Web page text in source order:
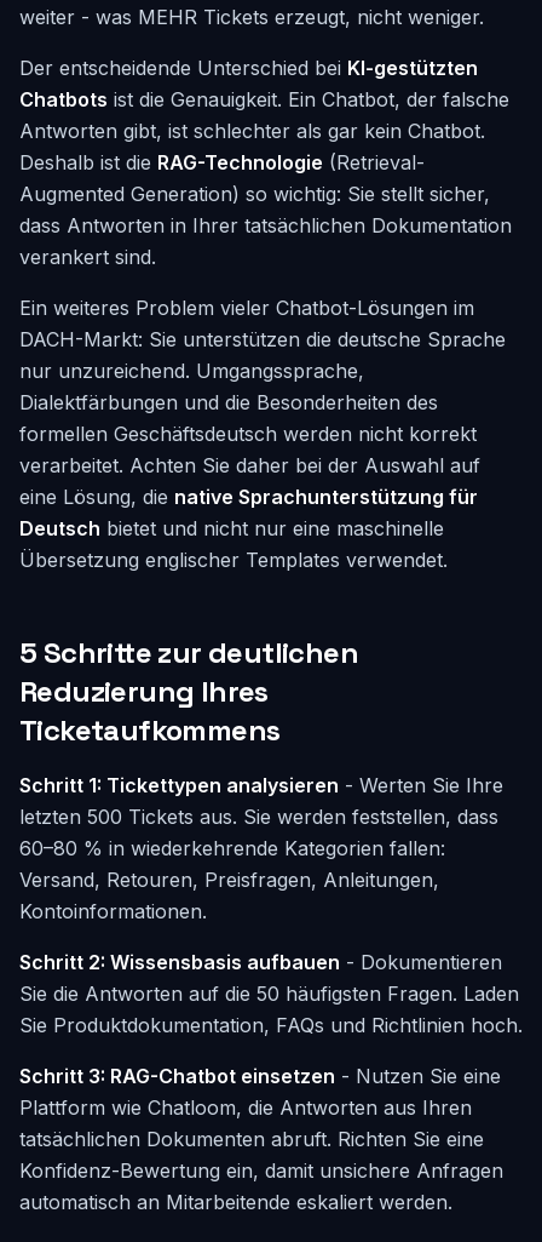
weiter - was MEHR Tickets erzeugt, nicht weniger.
Der entscheidende Unterschied bei KI-gestützten
Chatbots ist die Genauigkeit. Ein Chatbot, der falsche
Antworten gibt, ist schlechter als gar kein Chatbot.
Deshalb ist die RAG-Technologie (Retrieval-
Augmented Generation) so wichtig: Sie stellt sicher,
dass Antworten in Ihrer tatsächlichen Dokumentation
verankert sind.
Ein weiteres Problem vieler Chatbot-Lösungen im
DACH-Markt: Sie unterstützen die deutsche Sprache
nur unzureichend. Umgangssprache,
Dialektfärbungen und die Besonderheiten des
formellen Geschäftsdeutsch werden nicht korrekt
verarbeitet. Achten Sie daher bei der Auswahl auf
eine Lösung, die native Sprachunterstützung für
Deutsch bietet und nicht nur eine maschinelle
Übersetzung englischer Templates verwendet.
5 Schritte zur deutlichen
Reduzierung Ihres
Ticketaufkommens
Schritt 1: Tickettypen analysieren - Werten Sie Ihre
letzten 500 Tickets aus. Sie werden feststellen, dass
60–80 % in wiederkehrende Kategorien fallen:
Versand, Retouren, Preisfragen, Anleitungen,
Kontoinformationen.
Schritt 2: Wissensbasis aufbauen - Dokumentieren
Sie die Antworten auf die 50 häufigsten Fragen. Laden
Sie Produktdokumentation, FAQs und Richtlinien hoch.
Schritt 3: RAG-Chatbot einsetzen - Nutzen Sie eine
Plattform wie Chatloom, die Antworten aus Ihren
tatsächlichen Dokumenten abruft. Richten Sie eine
Konfidenz-Bewertung ein, damit unsichere Anfragen
automatisch an Mitarbeitende eskaliert werden.